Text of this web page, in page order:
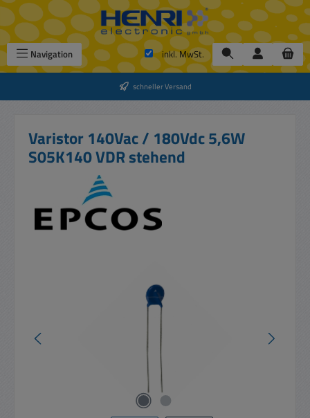
Zum Hauptinhalt springen
Navigation inkl. MwSt.
schneller Versand
Varistor 140Vac / 180Vdc 5,6W
S05K140 VDR stehend